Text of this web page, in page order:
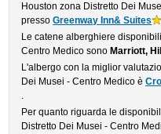
Houston zona Distretto Dei
pressoGreenway Inn& Suites
Le catene alberghiere
Centro Medico sono Marriott,
L'albergo con la miglior
Dei Musei - Centro Medico è
.
Per quanto riguarda le
Distretto Dei Musei - Centro